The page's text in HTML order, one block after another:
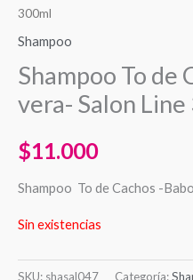
300ml
Shampoo
Shampoo To de
vera- Salon
$11.000
Shampoo To de Cachos -
Sin existencias
SKU: shasal047 Categoría: